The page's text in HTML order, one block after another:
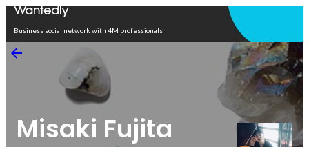
Business social network with 4M professionals
Misaki Fujita